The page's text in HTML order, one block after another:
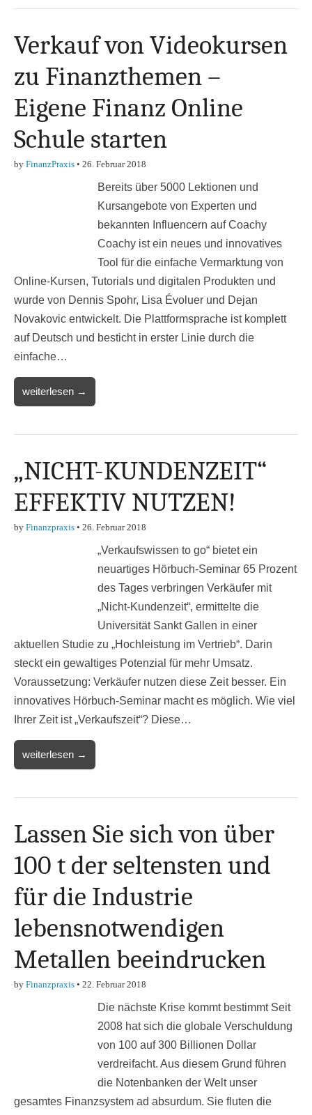
Verkauf von Videokursen
zu Finanzthemen –
Eigene Finanz Online
Schule starten
by FinanzPraxis • 26. Februar 2018
Bereits über 5000 Lektionen und
Kursangebote von Experten und
bekannten Influencern auf Coachy
Coachy ist ein neues und innovatives
Tool für die einfache Vermarktung von
Online-Kursen, Tutorials und digitalen Produkten und
wurde von Dennis Spohr, Lisa Évoluer und Dejan
Novakovic entwickelt. Die Plattformsprache ist komplett
auf Deutsch und besticht in erster Linie durch die
einfache…
weiterlesen →
„NICHT-KUNDENZEIT“
EFFEKTIV NUTZEN!
by Finanzpraxis • 26. Februar 2018
„Verkaufswissen to go“ bietet ein
neuartiges Hörbuch-Seminar 65 Prozent
des Tages verbringen Verkäufer mit
„Nicht-Kundenzeit“, ermittelte die
Universität Sankt Gallen in einer
aktuellen Studie zu „Hochleistung im Vertrieb“. Darin
steckt ein gewaltiges Potenzial für mehr Umsatz.
Voraussetzung: Verkäufer nutzen diese Zeit besser. Ein
innovatives Hörbuch-Seminar macht es möglich. Wie viel
Ihrer Zeit ist „Verkaufszeit“? Diese…
weiterlesen →
Lassen Sie sich von über
100 t der seltensten und
für die Industrie
lebensnotwendigen
Metallen beeindrucken
by Finanzpraxis • 22. Februar 2018
Die nächste Krise kommt bestimmt Seit
2008 hat sich die globale Verschuldung
von 100 auf 300 Billionen Dollar
verdreifacht. Aus diesem Grund führen
die Notenbanken der Welt unser
gesamtes Finanzsystem ad absurdum. Sie fluten die